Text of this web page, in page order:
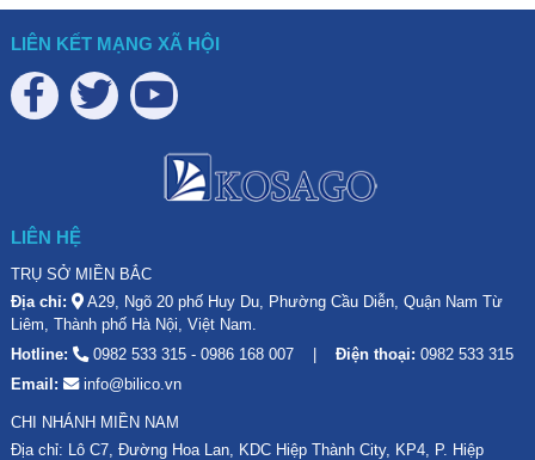
LIÊN KẾT MẠNG XÃ HỘI
LIÊN HỆ
TRỤ SỞ MIỀN BẮC
Địa chỉ:
A29, Ngõ 20 phố Huy Du, Phường Cầu Diễn, Quận Nam Từ
Liêm, Thành phố Hà Nội, Việt Nam.
Hotline:
0982 533 315 - 0986 168 007 Điện thoại: 0982 533 315
Email:
info@bilico.vn
CHI NHÁNH MIỀN NAM
Địa chỉ: Lô C7, Đường Hoa Lan, KDC Hiệp Thành City, KP4, P. Hiệp